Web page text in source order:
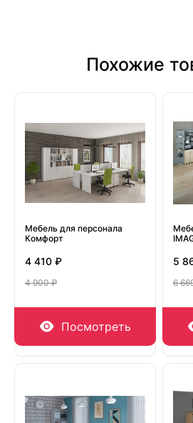
Похожие
Мебель для персонала
Комфорт
4 410 ₽
4 900 ₽
Посмотреть
5
6